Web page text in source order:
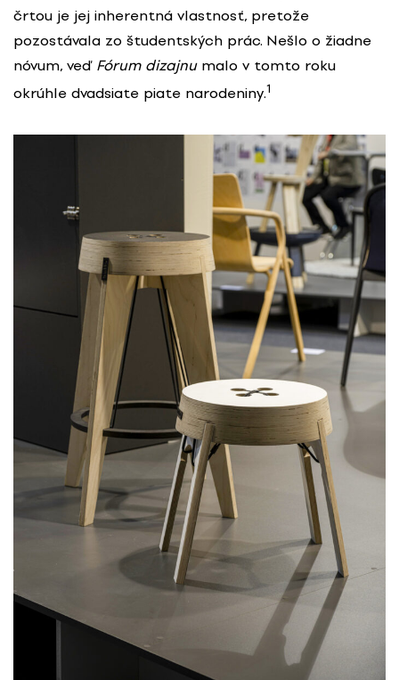
črtou je jej inherentná vlastnosť, pretože
pozostávala zo študentských prác. Nešlo o žiadne
nóvum, veď Fórum dizajnumalo v tomto roku
okrúhle dvadsiate piate narodeniny.1